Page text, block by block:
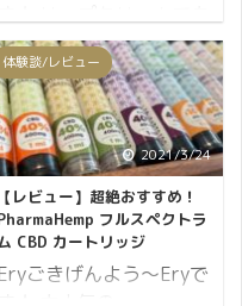
。 Shea Brand CBD ロ
ールオンの使い心地
BrandのCBDロール
ンは、手軽に使える最
のアイテムです。 パッ
ージはオリエンタルな
ラフルなデザインにな
ており、男女問わずユ
セックスで持 ...
愛いパッケージ！？
BrandのCBDリップ
リームが可愛くて気に
ったので使用してみま
た。 こんな商品待って
ました!!っと、思わず
にしたくなる製品で
。 Shea Brandの製品は
れもデザインがおしゃ
体験談/レビュー
2021/3/24
【レビュー】超絶おすすめ！
フルスペクトラ
CBD カートリッジ
ごきげんよう～Eryで